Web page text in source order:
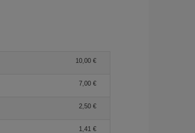
10,00 €
7,00 €
2,50 €
1,41 €